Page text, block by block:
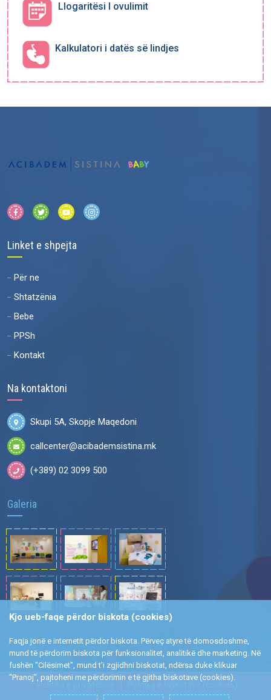
Llogaritësi I ovulimit
Kalkulatori i datës së lindjes
Linket e shpejta
Për ne
Shtatzënia
Bebe
PPSh
Kontakt
Na kontaktoni
Skupi 5A, Skopje Maqedoni
callcenter@acibademsistina.mk
(+389) 02 3099 500
Galeria
Politika e privatësisë Politika e biskotave (cookies)
Kjo ueb-faqe përdor biskota (cookies)
Faqja jonë e internetit përdor biskota. Përveç atyre të domosdoshme,
mund të përdorim biskota për funksionalitet, analitikë dhe marketing. Në
fushën "Cilësimet", mund t’i zgjidhni biskotat, ndërsa duke klikuar
"Pranoj", pajtoheni me përdorimin e të gjitha biskotave (cookies).